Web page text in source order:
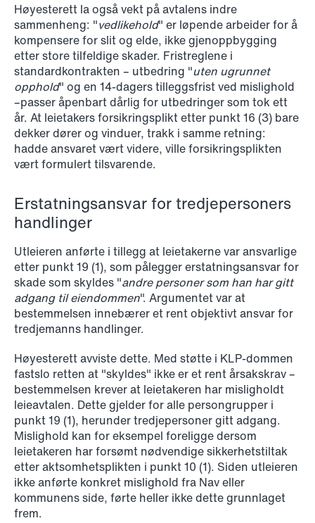
NEWS
SPC and modern medicine
Read more
Høyesterett la også vekt på avtalens indre
sammenheng: "vedlikehold" er løpende arbeider for å
kompensere for slit og elde, ikke gjenoppbygging
etter store tilfeldige skader. Fristreglene i
standardkontrakten – utbedring "uten ugrunnet
opphold" og en 14-dagers tilleggsfrist ved mislighold
–passer åpenbart dårlig for utbedringer som tok ett
år. At leietakers forsikringsplikt etter punkt 16 (3) bare
dekker dører og vinduer, trakk i samme retning:
hadde ansvaret vært videre, ville forsikringsplikten
vært formulert tilsvarende.
Erstatningsansvar for tredjepersoners
handlinger
Utleieren anførte i tillegg at leietakerne var ansvarlige
etter punkt 19 (1), som pålegger erstatningsansvar for
skade som skyldes "andre personer som han har gitt
adgang til eiendommen". Argumentet var at
bestemmelsen innebærer et rent objektivt ansvar for
tredjemanns handlinger.
Høyesterett avviste dette. Med støtte i KLP-dommen
fastslo retten at "skyldes" ikke er et rent årsakskrav –
bestemmelsen krever at leietakeren har misligholdt
leieavtalen. Dette gjelder for alle persongrupper i
punkt 19 (1), herunder tredjepersoner gitt adgang.
Mislighold kan for eksempel foreligge dersom
leietakeren har forsømt nødvendige sikkerhetstiltak
etter aktsomhetsplikten i punkt 10 (1). Siden utleieren
ikke anførte konkret mislighold fra Nav eller
kommunens side, førte heller ikke dette grunnlaget
frem.